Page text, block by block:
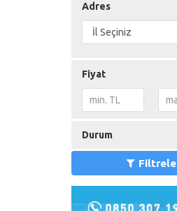
Adres
Fiyat
Durum
Filtrele